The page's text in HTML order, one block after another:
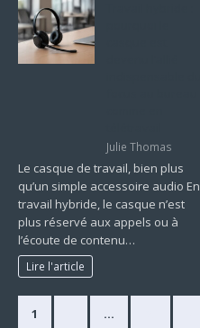
Julie Thomas
Le casque de travail, bien plus
qu’un simple accessoire audio En
travail hybride, le casque n’est
plus réservé aux appels ou à
l’écoute de contenu…
Lire l'article
1 …